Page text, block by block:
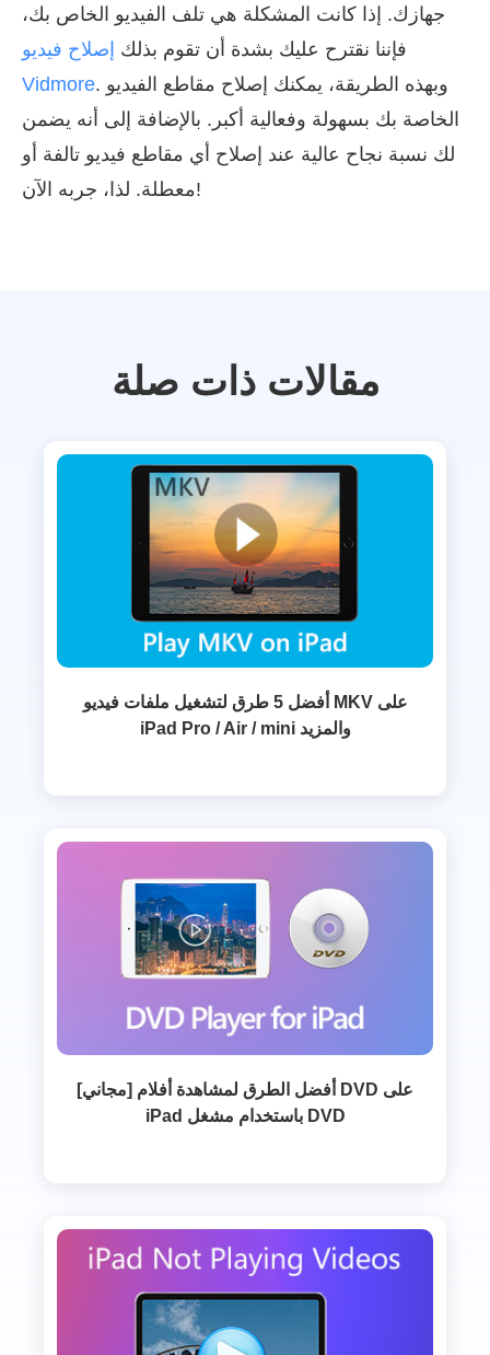
جهازك. إذا كانت المشكلة هي تلف الفيديو الخاص بك،
فإننا نقترح عليك بشدة أن تقوم بذلك إصلاح فيديو
Vidmore. وبهذه الطريقة، يمكنك إصلاح مقاطع الفيديو
الخاصة بك بسهولة وفعالية أكبر. بالإضافة إلى أنه يضمن
لك نسبة نجاح عالية عند إصلاح أي مقاطع فيديو تالفة أو
معطلة. لذا، جربه الآن!
مقالات ذات صلة
أفضل 5 طرق لتشغيل ملفات فيديو MKV على
iPad Pro / Air / mini والمزيد
[مجاني] أفضل الطرق لمشاهدة أفلام DVD على
iPad باستخدام مشغل DVD